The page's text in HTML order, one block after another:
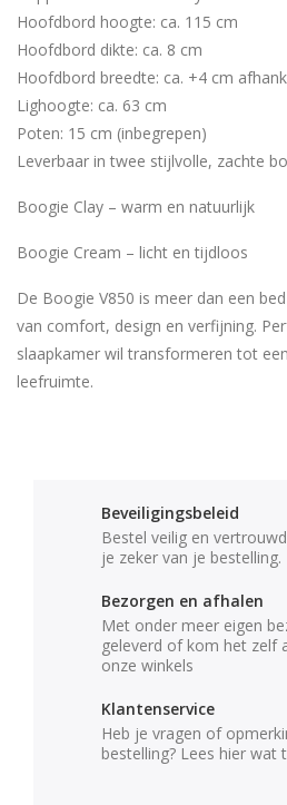
Hoofdbord hoogte: ca. 115 cm
Hoofdbord dikte: ca. 8 cm
Hoofdbord breedte: ca. +4 cm
Lighoogte: ca. 63 cm
Poten: 15 cm (inbegrepen)
Leverbaar in twee stijlvolle, zachte
Boogie Clay – warm en natuurlijk
Boogie Cream – licht en tijdloos
De Boogie V850 is meer dan een
van comfort, design en verfijning.
slaapkamer wil transformeren tot
leefruimte.
Beveiligingsbeleid
Bestel veilig en
je zeker van je bestelling.
Bezorgen en afhalen
Met onder meer eigen
geleverd of kom het zelf
onze winkels
Klantenservice
Heb je vragen of
bestelling? Lees hier wat